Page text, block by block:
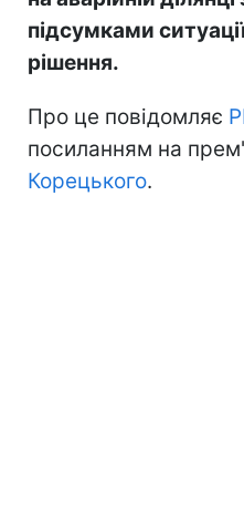
підсумками
рішення.
Про це повідомляє
посиланням на
Корецького.